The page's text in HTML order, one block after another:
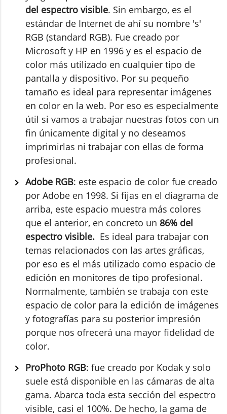
del espectro visible. Sin embargo, es el
estándar de Internet de ahí su nombre 's'
RGB (standard RGB). Fue creado por
Microsoft y HP en 1996 y es el espacio de
color más utilizado en cualquier tipo de
pantalla y dispositivo. Por su pequeño
tamaño es ideal para representar imágenes
en color en la web. Por eso es especialmente
útil si vamos a trabajar nuestras fotos con un
fin únicamente digital y no deseamos
imprimirlas ni trabajar con ellas de forma
profesional.
Adobe RGB: este espacio de color fue creado
por Adobe en 1998. Si fijas en el diagrama de
arriba, este espacio muestra más colores
que el anterior, en concreto un 86% del
espectro visible. Es ideal para trabajar con
temas relacionados con las artes gráficas,
por eso es el más utilizado como espacio de
edición en monitores de tipo profesional.
Normalmente, también se trabaja con este
espacio de color para la edición de imágenes
y fotografías para su posterior impresión
porque nos ofrecerá una mayor fidelidad de
color.
ProPhoto RGB: fue creado por Kodak y solo
suele está disponible en las cámaras de alta
gama. Abarca toda esta sección del espectro
visible, casi el 100%. De hecho, la gama de